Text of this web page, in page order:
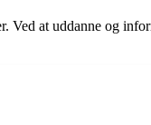
at uddanne og